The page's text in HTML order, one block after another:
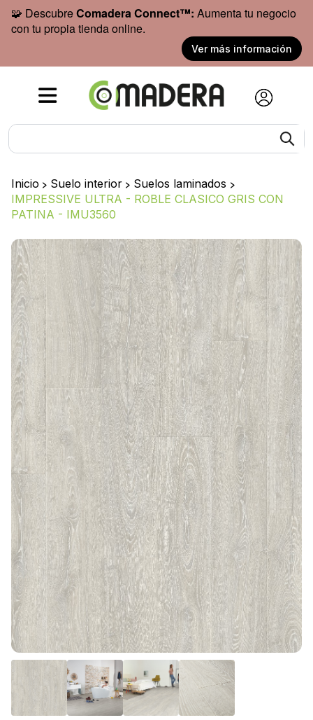
🧩 DescubreComadera Connect™: Aumenta tu negocio
con tu propia tienda online.
Ver más información
Inicio > Suelo interior > Suelos laminados >
IMPRESSIVE ULTRA - ROBLE CLASICO GRIS CON
PATINA - IMU3560